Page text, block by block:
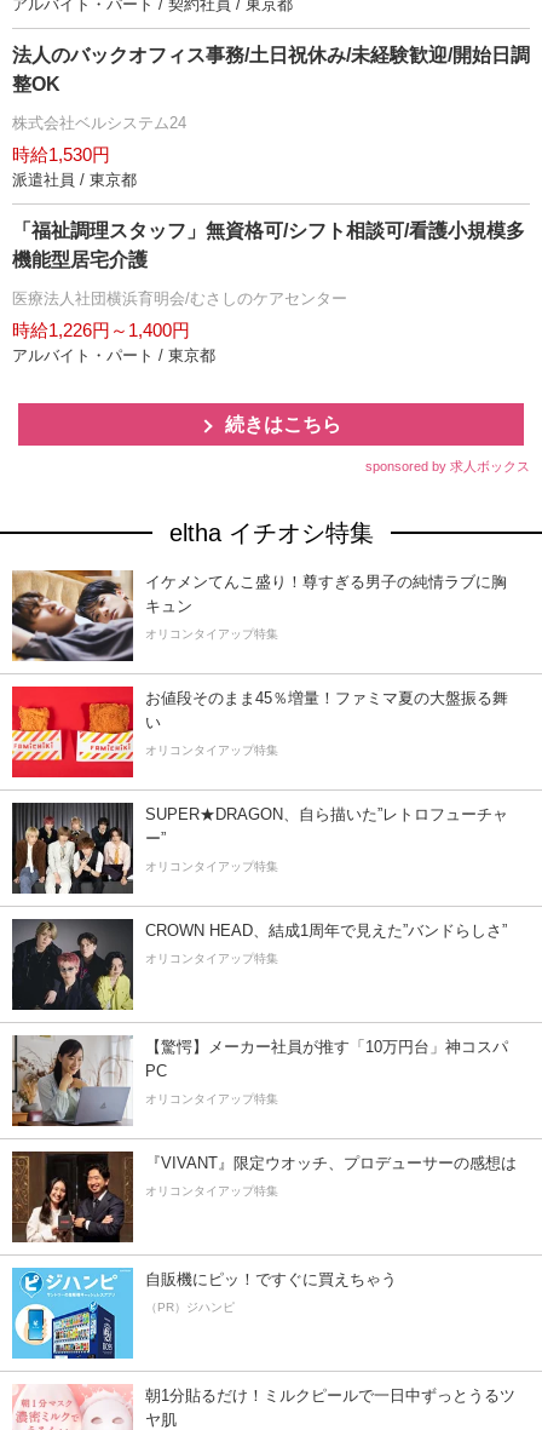
アルバイト・パート / 契約社員 / 東京都
法人のバックオフィス事務/土日祝休み/未経験歓迎/開始日調
整OK
株式会社ベルシステム24
時給1,530円
派遣社員 / 東京都
「福祉調理スタッフ」無資格可/シフト相談可/看護小規模多
機能型居宅介護
医療法人社団横浜育明会/むさしのケアセンター
時給1,226円～1,400円
アルバイト・パート / 東京都
続きはこちら
sponsored by 求人ボックス
eltha イチオシ特集
イケメンてんこ盛り！尊すぎる男子の純情ラブに胸
キュン
オリコンタイアップ特集
お値段そのまま45％増量！ファミマ夏の大盤振る舞
い
オリコンタイアップ特集
SUPER★DRAGON、自ら描いた”レトロフューチャ
ー”
オリコンタイアップ特集
CROWN HEAD、結成1周年で見えた”バンドらしさ”
オリコンタイアップ特集
【驚愕】メーカー社員が推す「10万円台」神コスパ
PC
オリコンタイアップ特集
『VIVANT』限定ウオッチ、プロデューサーの感想は
オリコンタイアップ特集
自販機にピッ！ですぐに買えちゃう
（PR）ジハンピ
朝1分貼るだけ！ミルクピールで一日中ずっとうるツ
ヤ肌